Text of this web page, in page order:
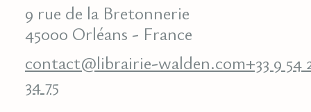
9 rue de la Bretonnerie
45000 Orléans - France
contact@librairie-walden.com+33 9 54
34 75